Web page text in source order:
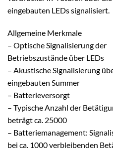
eingebauten LEDs signalisiert.
Allgemeine Merkmale
– Optische Signalisierung der
Betriebszustände über LEDs
– Akustische Signalisierung
eingebauten Summer
– Batterieversorgt
– Typische Anzahl der
beträgt ca. 25000
– Batteriemanagement:
bei ca. 1000 verbleibenden